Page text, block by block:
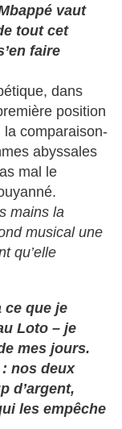
vaut
tout cet
faire
dans
position
la comparaison-
abyssales
mal le
mains la
musical une
qu’elle
ce que je
Loto – je
mes jours.
nos deux
d’argent,
les empêche